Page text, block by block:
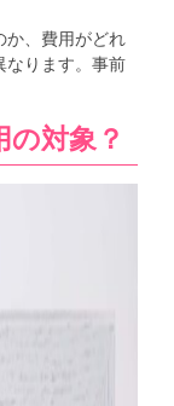
か、費用がどれ
なります。事前
対象？